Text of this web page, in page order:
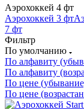
Аэрохоккей 4 фт
Аэрохоккей 3 фт
7 фт
Фильтр
По умолчанию
По алфавиту
По алфавиту
По цене
По цене